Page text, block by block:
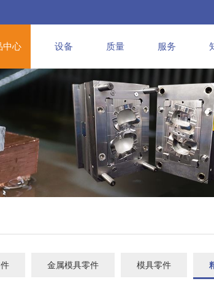
中心 设备 质量 服务
金属模具零件 模具零件